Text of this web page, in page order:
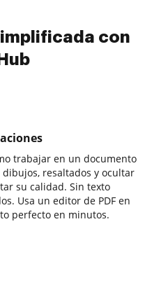
con
trabajar en un documento
resaltados y ocultar
su calidad. Sin texto
Usa un editor de PDF en
perfecto en minutos.